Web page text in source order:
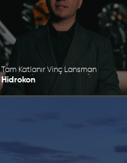
Tam Katlanır Vinç Lansman
Hidrokon